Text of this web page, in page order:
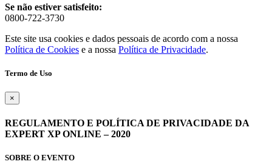
Se não estiver satisfeito:
0800-722-3730
Este site usa cookies e dados pessoais de acordo com a nossa
Política de Cookies e a nossa Política de Privacidade.
Termo de Uso
×
REGULAMENTO E POLÍTICA DE PRIVACIDADE DA
EXPERT XP ONLINE – 2020
SOBRE O EVENTO